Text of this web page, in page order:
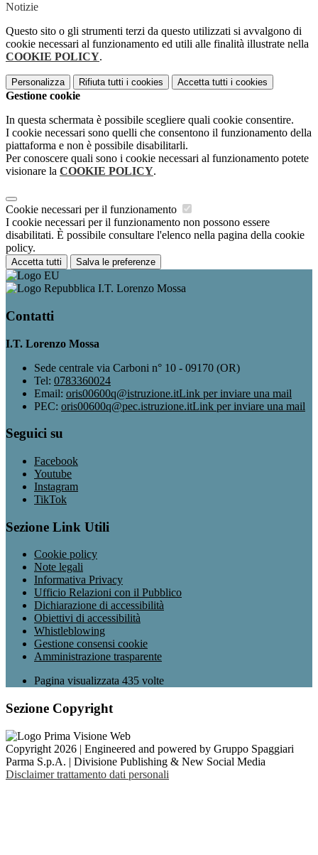
Notizie
Questo sito o gli strumenti terzi da questo utilizzati si avvalgono di
cookie necessari al funzionamento ed utili alle finalità illustrate nella
COOKIE POLICY.
Personalizza Rifiuta tutti i cookies Accetta tutti i cookies
Gestione cookie
In questa schermata è possibile scegliere quali cookie consentire.
I cookie necessari sono quelli che consentono il funzionamento della
piattaforma e non è possibile disabilitarli.
Per conoscere quali sono i cookie necessari al funzionamento potete
visionare la COOKIE POLICY.
Cookie necessari per il funzionamento
I cookie necessari per il funzionamento non possono essere
disabilitati. È possibile consultare l'elenco nella pagina della cookie
policy.
Accetta tutti Salva le preferenze
I.T. Lorenzo Mossa
Contatti
I.T. Lorenzo Mossa
Sede centrale via Carboni n° 10 - 09170 (OR)
Tel: 0783360024
Email: oris00600q@istruzione.itLink per inviare una mail
PEC: oris00600q@pec.istruzione.itLink per inviare una mail
Seguici su
Facebook
Youtube
Instagram
TikTok
Sezione Link Utili
Cookie policy
Note legali
Informativa Privacy
Ufficio Relazioni con il Pubblico
Dichiarazione di accessibilità
Obiettivi di accessibilità
Whistleblowing
Gestione consensi cookie
Amministrazione trasparente
Pagina visualizzata 435 volte
Sezione Copyright
Copyright 2026 | Engineered and powered by Gruppo Spaggiari
Parma S.p.A. | Divisione Publishing & New Social Media
Disclaimer trattamento dati personali